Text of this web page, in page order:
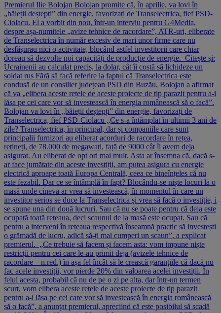
Premierul Ilie Bolojan Bolojan promite că, în aprilie, va lovi în
„băieții deștepți” din energie, favorizați de Transelectrica, fief PSD-
Ciolacu. El a vorbit din nou, într-un interviu pentru G4Media,
despre așa-numitele „avize tehnice de racordare”, ATR-uri, eliberate
de Transelectrica în număr excesiv de mari unor firme care nu
desfășurau nici o activitate, blocând astfel investitorii care chiar
doreau să dezvolte noi capacități de producție de energie. Citește și:
Ucrainenii au calculat precis, la dolar, cât îi costă să lichideze un
soldat rus Fără să facă referire la faptul că Transelectrica este
condusă de un consilier județean PSD din Buzău, Bolojan a afirmat
că va „elibera aceste rețele de aceste proiecte de tip parazit pentru a-i
lăsa pe cei care vor să investească în energia românească să o facă”.
Bolojan va lovi în „băieții deștepți” din energie, favorizați de
Transelectrica, fief PSD-Ciolacu „Ce s-a întâmplat în ultimii 3 ani de
zile? Transelectrica, în principal, dar și companiile care sunt
principalii furnizori au eliberat acorduri de racordare în rețea,
rețineți, de 78.000 de megawați, față de 9000 cât îl avem deja
asigurat. Au eliberat de opt ori mai mult. Asta ar însemna că, dacă s-
ar face jumătate din aceste investiții, am putea asigura cu energie
electrică aproape toată Europa Centrală, ceea ce bineînțeles că nu
este fezabil. Dar ce se întâmplă în fapt? Blocându-se niște locuri la o
masă unde cineva ar vrea să investească, în momentul în care un
investitor serios se duce la Transelectrica și vrea să facă o investiție, i
se spune una din două lucruri. Sau că nu se poate pentru că deja este
ocupată toată rețeaua, deci scaunul de la masă este ocupat. Sau că
pentru a interveni în rețeaua respectivă înseamnă practic să investești
o grămadă de lucru, adică să-ți mai cumperi un scaun”, a explicat
premierul. „Ce trebuie să facem și facem asta: vom impune niște
restricții pentru cei care le-au primit deja (avizele tehnice de
racordare – n.red.) în așa fel încât să le crească garanțiile că dacă nu
fac acele investiții, vor pierde 20% din valoarea acelei investiții. În
felul acesta, probabil că nu de pe o zi pe alta, dar într-un termen
scurt, vom elibera aceste rețele de aceste proiecte de tip parazit
pentru a-i lăsa pe cei care vor să investească în energia românească
să o facă”, a anunțat premierul, apreciind că este posibilul să scadă